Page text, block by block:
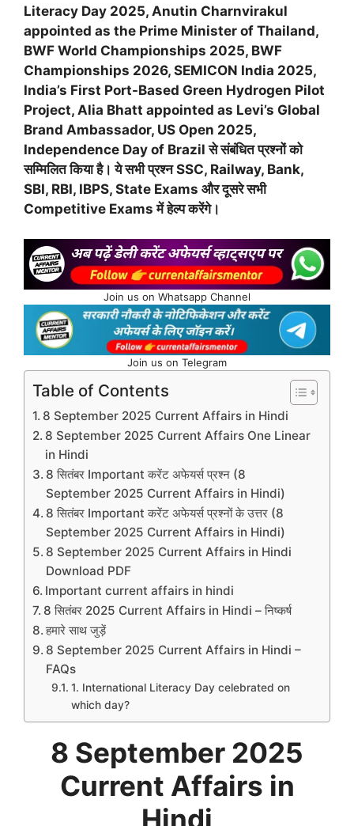
Literacy Day 2025, Anutin Charnvirakul
appointed as the Prime Minister of Thailand,
BWF World Championships 2025, BWF
Championships 2026, SEMICON India 2025,
India’s First Port-Based Green Hydrogen Pilot
Project, Alia Bhatt appointed as Levi’s Global
Brand Ambassador, US Open 2025,
Independence Day of Brazil से संबंधित प्रश्नों को
सम्मिलित किया है। ये सभी प्रश्न SSC, Railway, Bank,
SBI, RBI, IBPS, State Exams और दूसरे सभी
Competitive Exams में हेल्प करेंगे।
Join us on Whatsapp Channel
Join us on Telegram
Table of Contents
8 September 2025 Current Affairs in Hindi
8 September 2025 Current Affairs One Linear
in Hindi
8 सितंबर Important करेंट अफेयर्स प्रश्न (8
September 2025 Current Affairs in Hindi)
8 सितंबर Important करेंट अफेयर्स प्रश्नों के उत्तर (8
September 2025 Current Affairs in Hindi)
8 September 2025 Current Affairs in Hindi
Download PDF
Important current affairs in hindi
8 सितंबर 2025 Current Affairs in Hindi – निष्कर्ष
हमारे साथ जुड़ें
8 September 2025 Current Affairs in Hindi –
FAQs
1. International Literacy Day celebrated on
which day?
8 September 2025
Current Affairs in
Hindi